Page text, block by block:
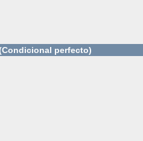
perfecto)